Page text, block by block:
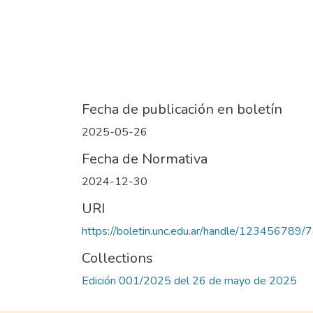
Fecha de publicación en boletín
2025-05-26
Fecha de Normativa
2024-12-30
URI
https://boletin.unc.edu.ar/handle/123456789/
Collections
Edición 001/2025 del 26 de mayo de 2025